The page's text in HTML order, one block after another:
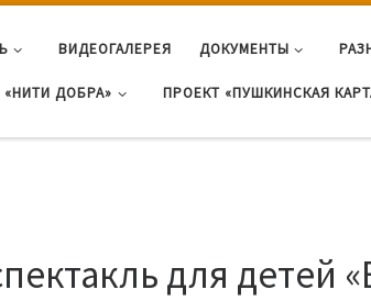
ВИДЕОГАЛЕРЕЯ ДОКУМЕНТЫ
ДОБРА» ПРОЕКТ «ПУШКИНСКАЯ
для детей